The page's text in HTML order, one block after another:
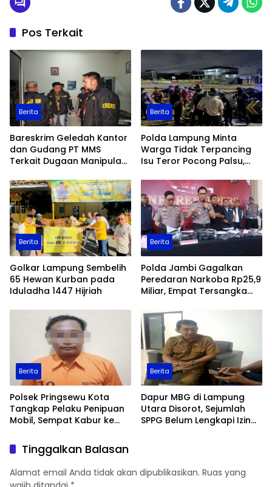
Pos Terkait
Berita
Bareskrim Geledah Kantor
dan Gudang PT MMS
Terkait Dugaan Manipulasi
Berita
Polda Lampung Minta
Warga Tidak Terpancing
Isu Teror Pocong Palsu,
Ditingkatkan
Berita
Golkar Lampung Sembelih
65 Hewan Kurban pada
Iduladha 1447 Hijriah
Berita
Polda Jambi Gagalkan
Peredaran Narkoba Rp25,9
Miliar, Empat Tersangka
Berita
Polsek Pringsewu Kota
Tangkap Pelaku Penipuan
Mobil, Sempat Kabur ke
Berita
Dapur MBG di Lampung
Utara Disorot, Sejumlah
SPPG Belum Lengkapi Izin
Tinggalkan Balasan
Alamat email Anda tidak akan dipublikasikan. Ruas yang